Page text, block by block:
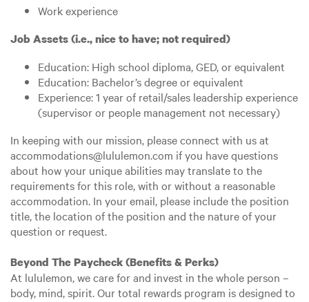
Work experience
Job Assets (i.e., nice to have; not required)
Education: High school diploma, GED, or equivalent
Education: Bachelor’s degree or equivalent
Experience: 1 year of retail/sales leadership experience
(supervisor or people management not necessary)
In keeping with our mission, please connect with us at
accommodations@lululemon.com if you have questions
about how your unique abilities may translate to the
requirements for this role, with or without a reasonable
accommodation. In your email, please include the position
title, the location of the position and the nature of your
question or request.
Beyond The Paycheck (Benefits & Perks)
At lululemon, we care for and invest in the whole person –
body, mind, spirit. Our total rewards program is designed to